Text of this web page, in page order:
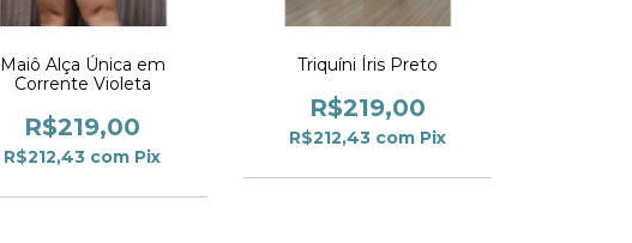
Maiô Alça Única em
Corrente Violeta
R$219,00
R$212,43 com Pix
Triquíni Íris Preto
R$219,00
R$212,43 com Pix